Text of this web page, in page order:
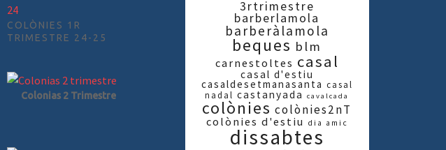
COLÒNIES 1R
TRIMESTRE 24-25
Colonias 2 Trimestre
3rtrimestre
barberlamola
barberàlamola
beques blm
carnestoltes casal
casal d'estiu
casaldesetmanasanta casal
nadal castanyada cavalcada
colònies colònies2nT
colònies d'estiu dia amic
dissabtes